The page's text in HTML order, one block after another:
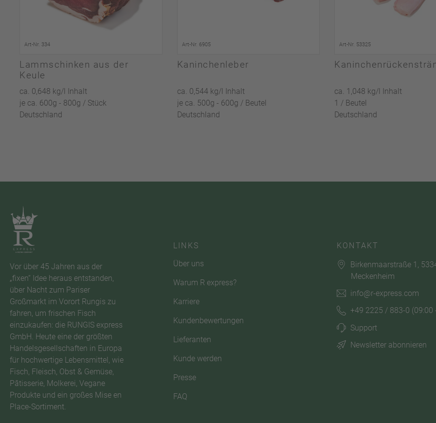
Art-Nr. 334
Lammschinken aus der
Keule
ca. 0,648 kg/l Inhalt
je ca. 600g - 800g / Stück
Deutschland
Art-Nr. 6905
Kaninchenleber
ca. 0,544 kg/l Inhalt
je ca. 500g - 600g / Beutel
Deutschland
Art-Nr. 53325
ca. 1,048 kg/l Inhalt
1 / Beutel
Deutschland
Vor über 45 Jahren aus der
„fixen“ Idee heraus entstanden,
über Nacht zum Pariser
Großmarkt im Vorort Rungis zu
fahren, um frischen Fisch
einzukaufen: die RUNGIS express
GmbH. Heute eine der größten
Handelsgesellschaften in Europa
für hochwertige Lebensmittel, wie
Fisch, Fleisch, Obst & Gemüse,
Pâtisserie, Molkerei, Vegane
Produkte und ein großes Mise en
Place-Sortiment.
LINKS
Über uns
Warum R express?
Karriere
Kundenbewertungen
Lieferanten
Kunde werden
Presse
FAQ
KONTAKT
Birkenmaarstraße 1,
Meckenheim
info@r-express.com
+49 2225 / 883-0 (09:00
Support
Newsletter abonnieren